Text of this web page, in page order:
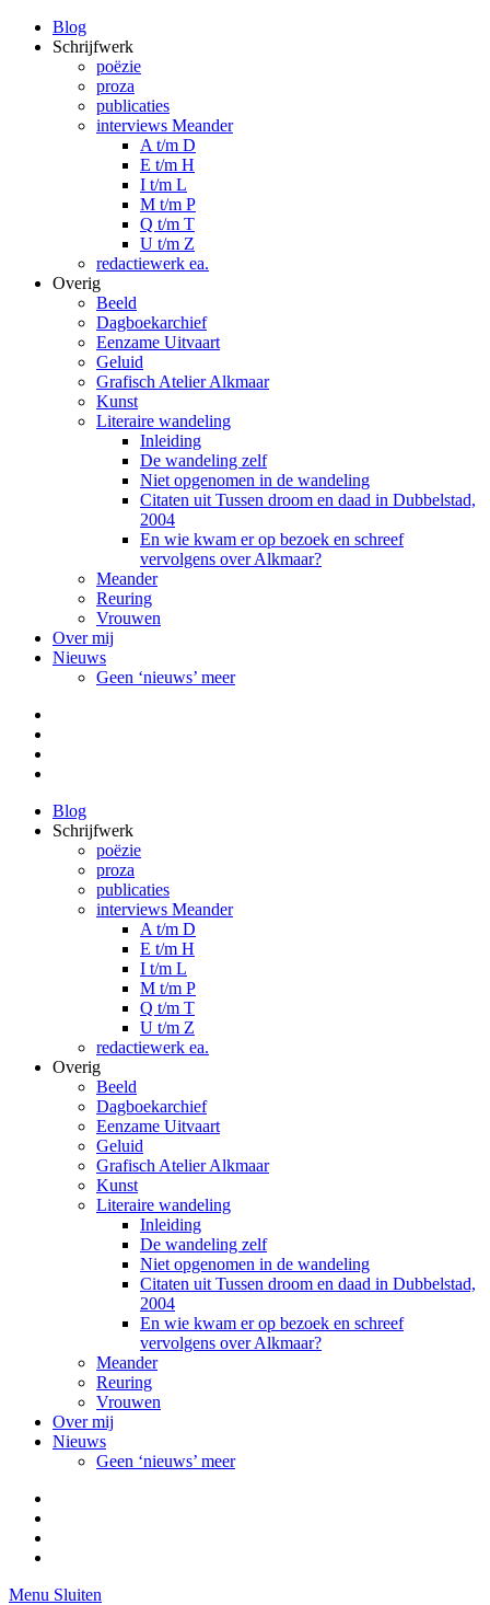
Blog
Schrijfwerk
poëzie
proza
publicaties
interviews Meander
A t/m D
E t/m H
I t/m L
M t/m P
Q t/m T
U t/m Z
redactiewerk ea.
Overig
Beeld
Dagboekarchief
Eenzame Uitvaart
Geluid
Grafisch Atelier Alkmaar
Kunst
Literaire wandeling
Inleiding
De wandeling zelf
Niet opgenomen in de wandeling
Citaten uit Tussen droom en daad in Dubbelstad,
2004
En wie kwam er op bezoek en schreef
vervolgens over Alkmaar?
Meander
Reuring
Vrouwen
Over mij
Nieuws
Geen ‘nieuws’ meer
Blog
Schrijfwerk
poëzie
proza
publicaties
interviews Meander
A t/m D
E t/m H
I t/m L
M t/m P
Q t/m T
U t/m Z
redactiewerk ea.
Overig
Beeld
Dagboekarchief
Eenzame Uitvaart
Geluid
Grafisch Atelier Alkmaar
Kunst
Literaire wandeling
Inleiding
De wandeling zelf
Niet opgenomen in de wandeling
Citaten uit Tussen droom en daad in Dubbelstad,
2004
En wie kwam er op bezoek en schreef
vervolgens over Alkmaar?
Meander
Reuring
Vrouwen
Over mij
Nieuws
Geen ‘nieuws’ meer
Menu Sluiten